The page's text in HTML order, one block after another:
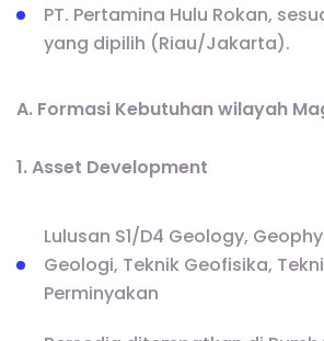
PT. Pertamina Hulu Rokan,
yang dipilih (Riau/Jakarta).
A. Formasi Kebutuhan wilayah
1. Asset Development
Lulusan S1/D4 Geology,
Geologi, Teknik Geofisika,
Perminyakan